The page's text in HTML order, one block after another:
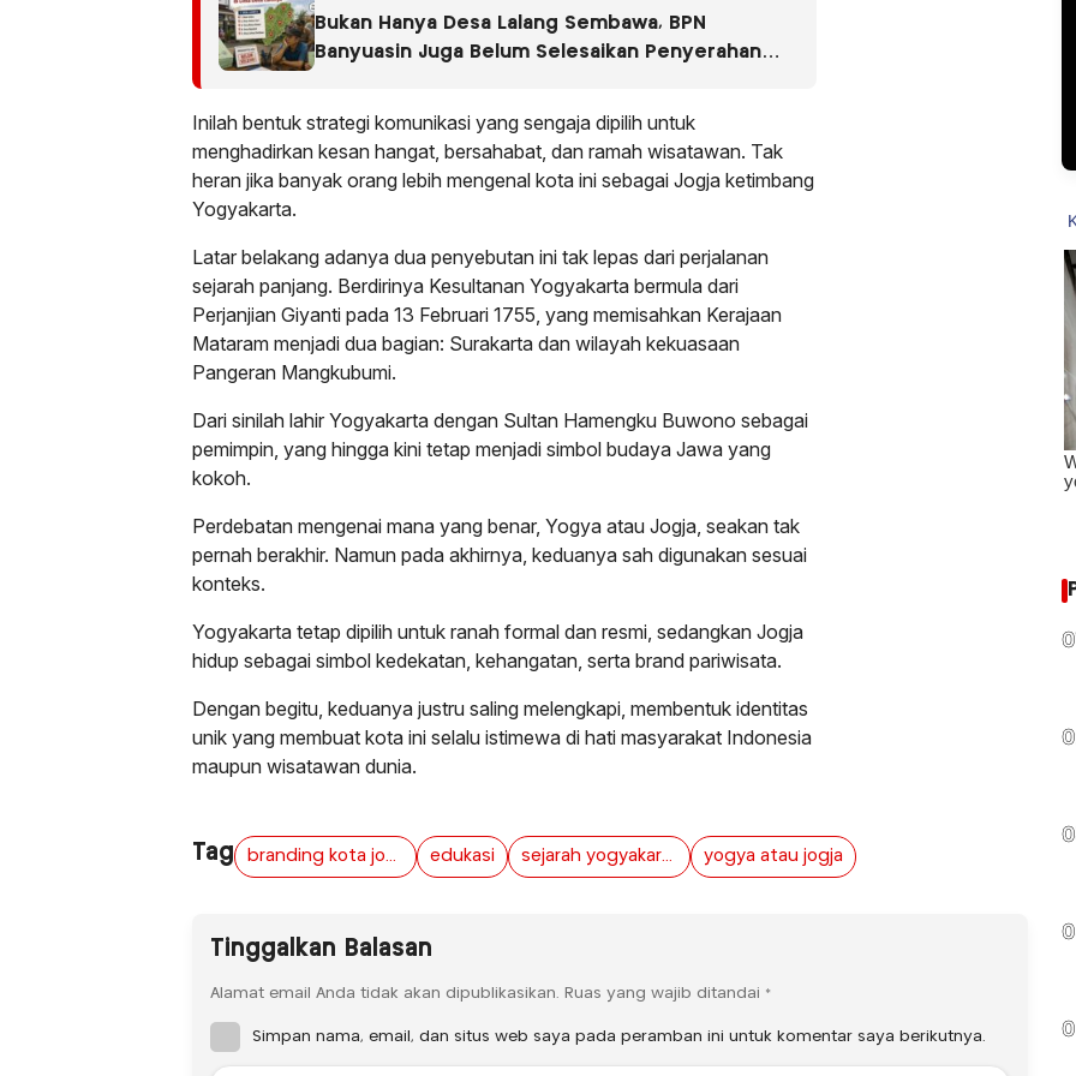
Bukan Hanya Desa Lalang Sembawa, BPN
Banyuasin Juga Belum Selesaikan Penyerahan
Inilah bentuk strategi komunikasi yang sengaja dipilih untuk
menghadirkan kesan hangat, bersahabat, dan ramah wisatawan. Tak
heran jika banyak orang lebih mengenal kota ini sebagai Jogja ketimbang
Yogyakarta.
Latar belakang adanya dua penyebutan ini tak lepas dari perjalanan
sejarah panjang. Berdirinya Kesultanan Yogyakarta bermula dari
Perjanjian Giyanti pada 13 Februari 1755, yang memisahkan Kerajaan
Mataram menjadi dua bagian: Surakarta dan wilayah kekuasaan
Pangeran Mangkubumi.
Dari sinilah lahir Yogyakarta dengan Sultan Hamengku Buwono sebagai
pemimpin, yang hingga kini tetap menjadi simbol budaya Jawa yang
kokoh.
Perdebatan mengenai mana yang benar, Yogya atau Jogja, seakan tak
pernah berakhir. Namun pada akhirnya, keduanya sah digunakan sesuai
konteks.
Yogyakarta tetap dipilih untuk ranah formal dan resmi, sedangkan Jogja
hidup sebagai simbol kedekatan, kehangatan, serta brand pariwisata.
Dengan begitu, keduanya justru saling melengkapi, membentuk identitas
unik yang membuat kota ini selalu istimewa di hati masyarakat Indonesia
maupun wisatawan dunia.
Tag edukasi yogya atau jogja
Tinggalkan Balasan
Alamat email Anda tidak akan dipublikasikan. Ruas yang wajib ditandai *
Simpan nama, email, dan situs web saya pada peramban ini untuk komentar saya berikutnya.